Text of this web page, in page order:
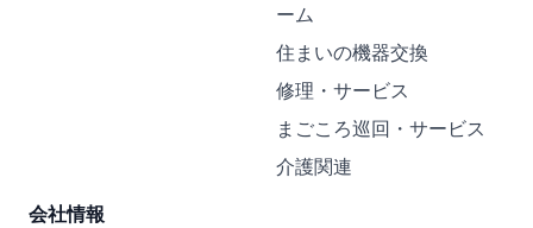
ーム
住まいの機器交換
修理・サービス
まごころ巡回・サービス
介護関連
会社情報